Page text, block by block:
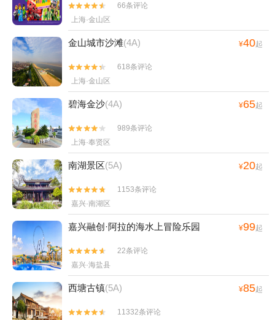


66条评论
上海·金山区
金山城市沙滩(4A) ¥40起


618条评论
上海·金山区
碧海金沙(4A) ¥65起


989条评论
上海·奉贤区
南湖景区(5A) ¥20起


1153条评论
嘉兴·南湖区
嘉兴融创·阿拉的海水上冒险乐园 ¥99起


22条评论
嘉兴·海盐县
西塘古镇(5A) ¥85起

 11332条评论